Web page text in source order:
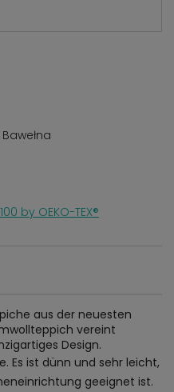
Bawełna
by OEKO-TEX®
aus der neuesten
vereint
Design.
Es ist dünn und sehr leicht,
geeignet ist.